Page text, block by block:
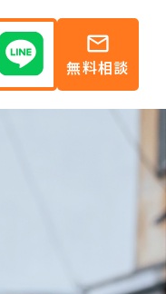
mail
無料相談